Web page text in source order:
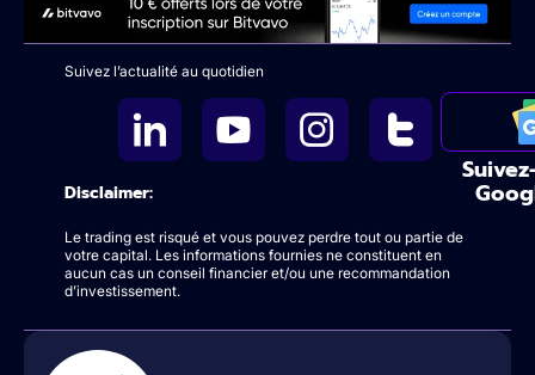
Suivez l’actualité au quotidien
Disclaimer:
Le trading est risqué et vous pouvez perdre tout ou partie de
votre capital. Les informations fournies ne constituent en
aucun cas un conseil financier et/ou une recommandation
d’investissement.